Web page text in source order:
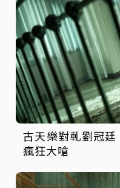
古天樂對軋劉冠
瘋狂大嗆